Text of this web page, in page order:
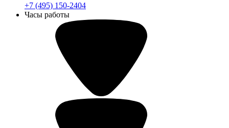
+7 (495) 150-2404
Часы работы